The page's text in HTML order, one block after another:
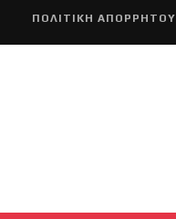
ΠΟΛΙΤΙΚΗ ΑΠΟΡΡΗΤΟΥ